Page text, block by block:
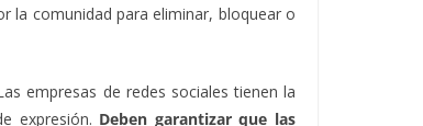
la comunidad para eliminar, bloquear o
empresas de redes sociales tienen la
expresión. Deben garantizar que las